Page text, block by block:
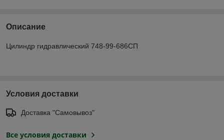
Описание
Цилиндр гидравлический 748-99-686СП
Условия доставки
Доставка "Самовывоз"
Все условия доставки